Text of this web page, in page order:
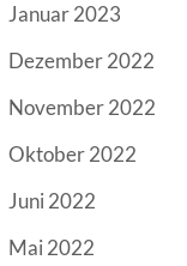
Januar 2023
Dezember 2022
November 2022
Oktober 2022
Juni 2022
Mai 2022